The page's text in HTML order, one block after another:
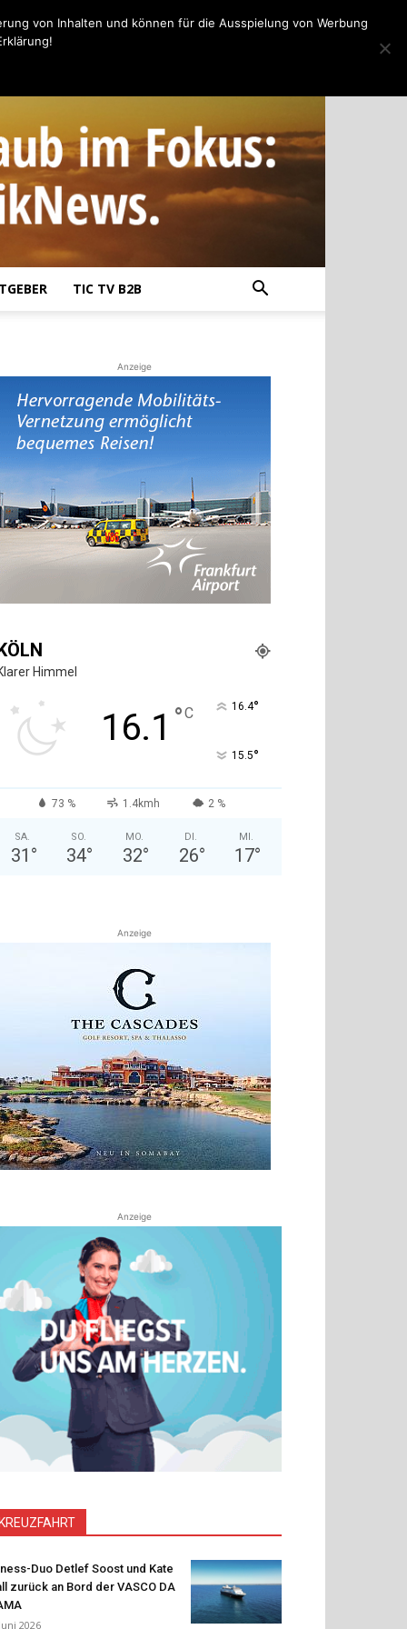
TIC TV B2B
Anzeige
Himmel
16.1 °C 16.4°
15.5°
73 % 1.4kmh 2 %
SA.
31 °
SO.
34°
MO.
32°
DI.
26°
MI.
17°
Anzeige
Anzeige
KREUZFAHRT
Duo Detlef Soost und Kate
zurück an Bord der VASCO DA
2026
von Inhalten und können für die Ausspielung von Werbung